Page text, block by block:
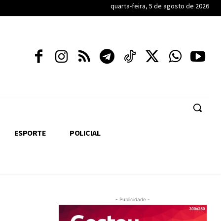
quarta-feira, 5 de agosto de 2026
ESPORTE POLICIAL
- Publicidade -